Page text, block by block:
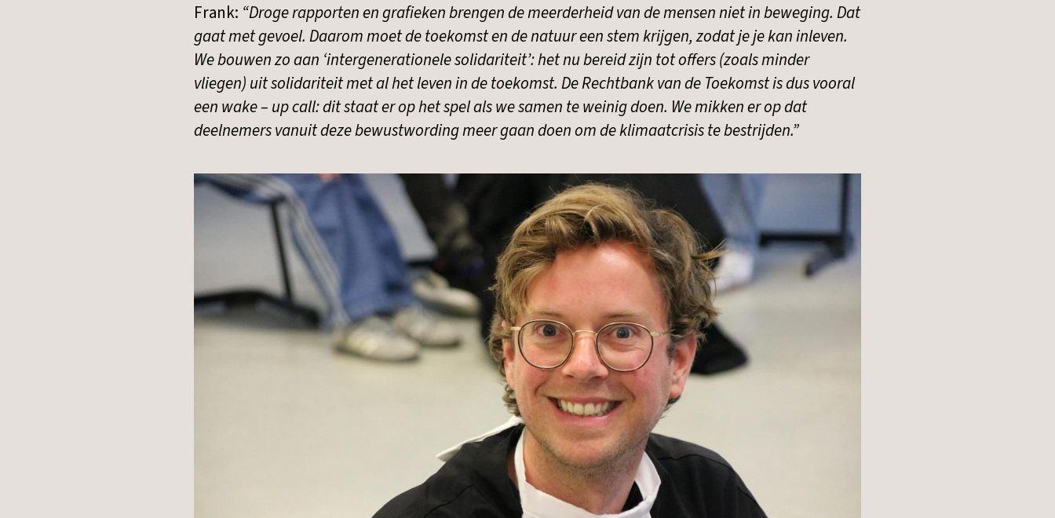
Frank: “Droge rapporten en grafieken brengen de meerderheid van de mensen niet in beweging. Dat
gaat met gevoel. Daarom moet de toekomst en de natuur een stem krijgen, zodat je je kan inleven.
We bouwen zo aan ‘intergenerationele solidariteit’: het nu bereid zijn tot offers (zoals minder
vliegen) uit solidariteit met al het leven in de toekomst. De Rechtbank van de Toekomst is dus vooral
een wake – up call: dit staat er op het spel als we samen te weinig doen. We mikken er op dat
deelnemers vanuit deze bewustwording meer gaan doen om de klimaatcrisis te bestrijden.”